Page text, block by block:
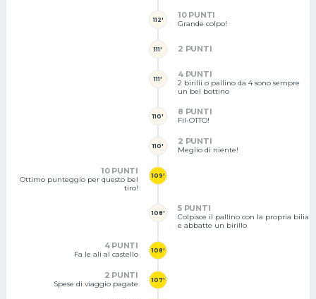
112' 10 PUNTI
Grande colpo!
111' 2 PUNTI
111' 4 PUNTI
2 birilli o pallino da 4 sono sempre
un bel bottino
110' 8 PUNTI
Fil-OTTO!
110' 2 PUNTI
Meglio di niente!
109'
10 PUNTI
Ottimo punteggio per questo bel
tiro!
108' 5 PUNTI
Colpisce il pallino con la propria bilia
e abbatte un birillo
108'
4 PUNTI
Fa le ali al castello
107'
2 PUNTI
Spese di viaggio pagate